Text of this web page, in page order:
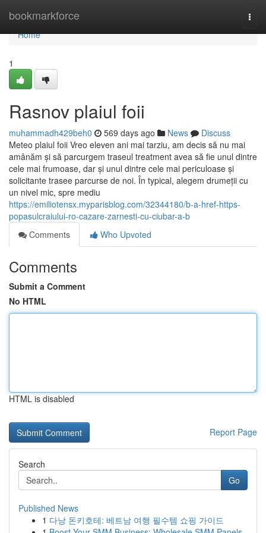
bookmarkforce
Home
Home
1
Rasnov plaiul foii
muhammadh429beh0 569 days ago News
Discuss
Meteo plaiul foii Vreo eleven ani mai tarziu, am decis să nu mai
amânăm și să parcurgem traseul treatment avea să fie unul dintre
cele mai frumoase, dar și unul dintre cele mai periculoase și
solicitante trasee parcurse de noi. În typical, alegem drumeții cu
un nivel mic, spre mediu
https://emiliotensx.myparisblog.com/32344180/b-a-href-https-
popasulcraiului-ro-cazare-zarnesti-cu-ciubar-a-b
Comments
Who Upvoted
Comments
Submit a Comment
No HTML
HTML is disabled
Report Page
Search
Go
Published News
1 다낭 돈키호테: 베트남 여행 필수템 쇼핑 가이드